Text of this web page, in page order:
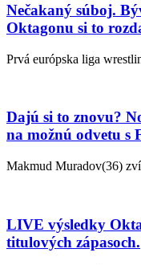
Nečakaný súboj.
Oktagonu si to
Prvá európska liga
Dajú si to znovu?
na možnú odvetu s
Makmud Muradov(36)
LIVE výsledky
titulových zápasoch.